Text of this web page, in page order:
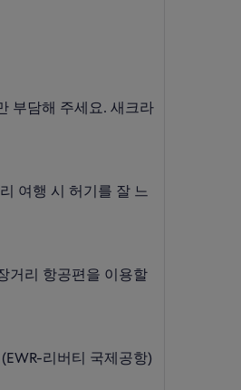
부담해 주세요. 새크라
여행 시 허기를 잘 느
거리 항공편을 이용할
리버티 국제공항)